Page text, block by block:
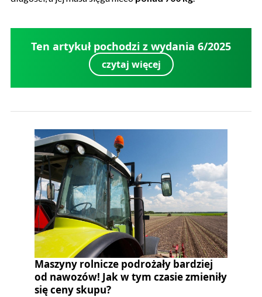
Ten artykuł pochodzi z wydania 6/2025
czytaj więcej
Maszyny rolnicze podrożały bardziej
od nawozów! Jak w tym czasie zmieniły
się ceny skupu?